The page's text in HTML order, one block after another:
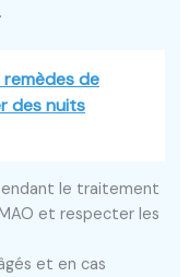
remèdes de
des nuits
le traitement
et respecter les
et en cas